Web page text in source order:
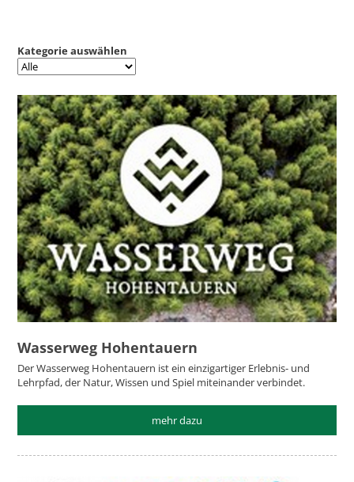
Kategorie auswählen
Wasserweg Hohentauern
Der Wasserweg Hohentauern ist ein einzigartiger Erlebnis- und
Lehrpfad, der Natur, Wissen und Spiel miteinander verbindet.
mehr dazu